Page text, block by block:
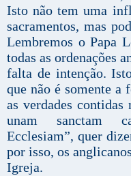
Isto não tem uma
sacramentos, mas
Lembremos o Papa
todas as ordenações
falta de intenção.
que não é somente a
as verdades
unam sanctam
Ecclesiam”, quer
por isso, os
Igreja.